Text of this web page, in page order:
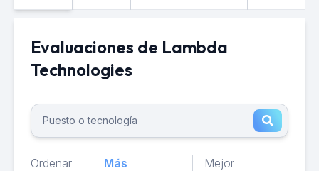
Evaluaciones de Lambda
Technologies
Ordenar
Más
Mejor